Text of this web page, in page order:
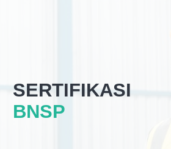
SERTIFIKASI
BNSP